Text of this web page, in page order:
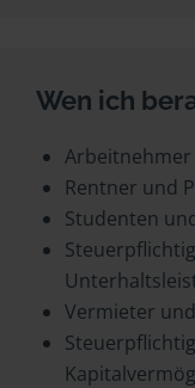
Wen ich
Rentner und
Studenten
Vermieter